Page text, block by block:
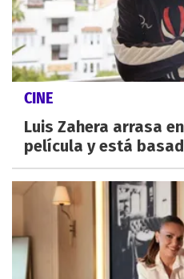
CINE
Luis Zahera arrasa
película y está